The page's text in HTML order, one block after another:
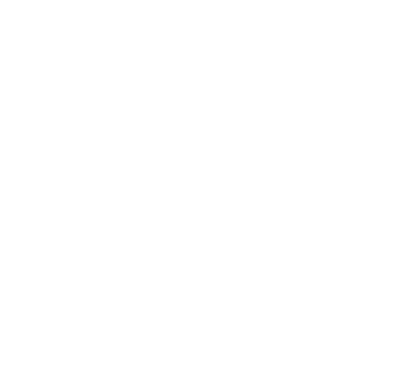
(přes 3000m2). Vstupní hala s recepcí,
a slunečníky a lehátka zdarma, osušky oproti
předem (Green Monkey, italská,
hotel, toto je negarantovaná služba.Přednostní check
udělá jen hotel, toto je negarantovaná služba.
Asie, Grill.) Možnost využít lehátka a